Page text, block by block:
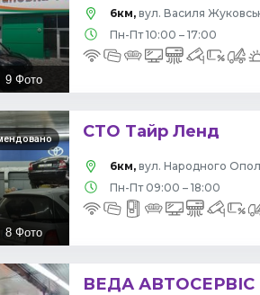
9 Фото
6км, вул. Василя
Пн-Пт 10:00 – 17:00
8 Фото
СТО Тайр Ленд
6км, вул. Народного
Пн-Пт 09:00 – 18:00
ВЕДА АВТОСЕРВІС